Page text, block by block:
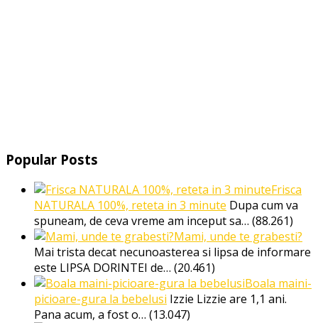
Popular Posts
Frisca
NATURALA 100%, reteta in 3 minute Dupa cum va
spuneam, de ceva vreme am inceput sa… (88.261)
Mami, unde te grabesti?
Mai trista decat necunoasterea si lipsa de informare
este LIPSA DORINTEI de… (20.461)
Boala maini-
picioare-gura la bebelusi Izzie Lizzie are 1,1 ani.
Pana acum, a fost o… (13.047)